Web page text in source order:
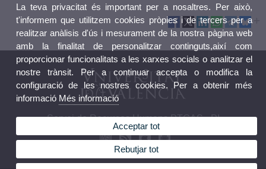
Servei de Recursos Humans PTGAS - PI
La teva privacitat és important per a nosaltres. Per això,
t'informem que utilitzem cookies pròpies i de tercers per a
realitzar anàlisis d'ús i mesurament de la nostra pàgina web
amb la finalitat de personalitzar continguts,així com
proporcionar funcionalitats a les xarxes socials o analitzar el
nostre trànsit. Per a continuar accepta o modifica la
configuració de les nostres cookies. Per a obtenir més
informació Més informació
Acceptar tot
Rebutjar tot